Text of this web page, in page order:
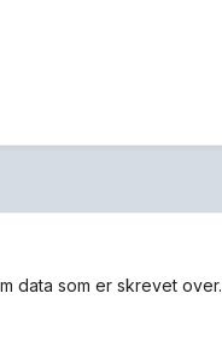
data som er skrevet